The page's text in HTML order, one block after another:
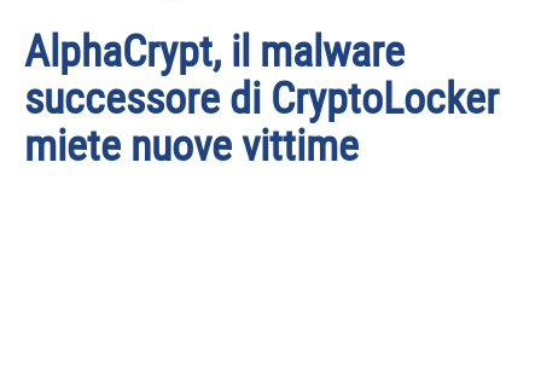
SMARTPHONE
TABLET
APP
AlphaCrypt, il malware
successore di CryptoLocker
miete nuove vittime